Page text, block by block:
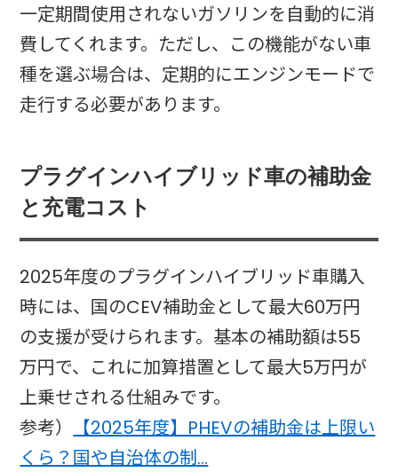
一定期間使用されないガソリンを自動的に消
費してくれます。ただし、この機能がない車
種を選ぶ場合は、定期的にエンジンモードで
走行する必要があります。​
プラグインハイブリッド車の補助金
と充電コスト
2025年度のプラグインハイブリッド車購入
時には、国のCEV補助金として最大60万円
の支援が受けられます。基本の補助額は55
万円で、これに加算措置として最大5万円が
上乗せされる仕組みです。
参考）
【2025年度】PHEVの補助金は上限い
くら？国や自治体の制…